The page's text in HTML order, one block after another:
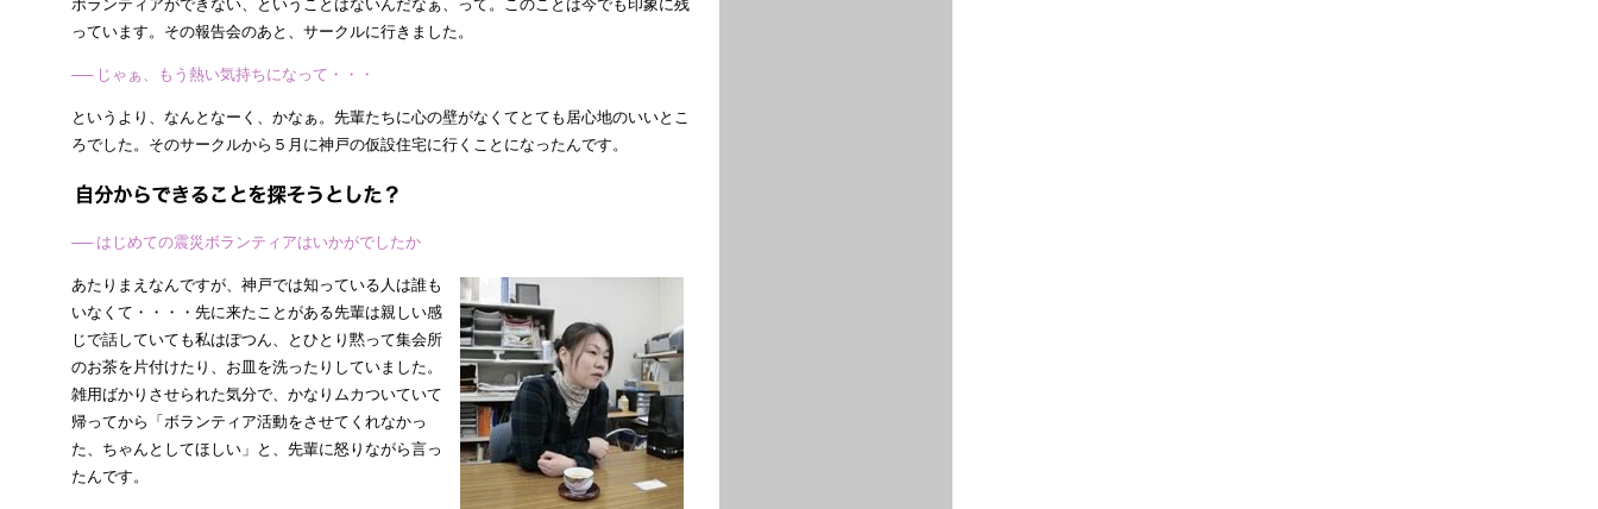
ボランティアができない、ということはないんだなぁ、って。このことは今でも印象に残
っています。その報告会のあと、サークルに行きました。
── じゃぁ、もう熱い気持ちになって・・・
というより、なんとなーく、かなぁ。先輩たちに心の壁がなくてとても居心地のいいとこ
ろでした。そのサークルから５月に神戸の仮設住宅に行くことになったんです。
── はじめての震災ボランティアはいかがでしたか
あたりまえなんですが、神戸では知っている人は誰も
いなくて・・・・先に来たことがある先輩は親しい感
じで話していても私はぽつん、とひとり黙って集会所
のお茶を片付けたり、お皿を洗ったりしていました。
雑用ばかりさせられた気分で、かなりムカついていて
帰ってから「ボランティア活動をさせてくれなかっ
た、ちゃんとしてほしい」と、先輩に怒りながら言っ
たんです。